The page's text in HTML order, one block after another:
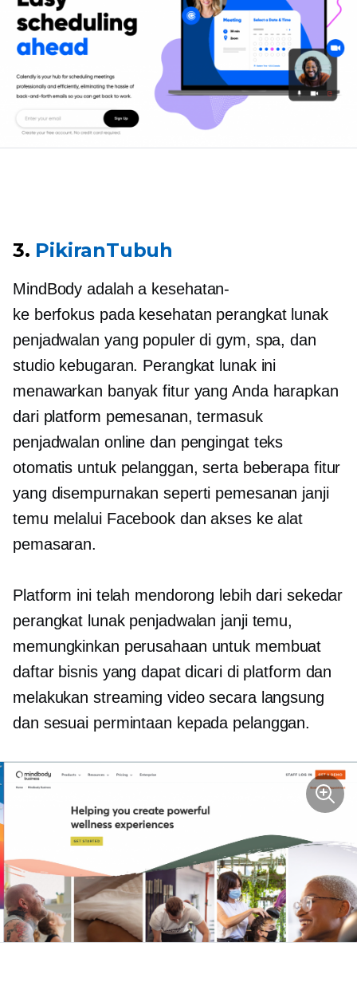
3. PikiranTubuh
MindBody adalah a kesehatan-
ke berfokus pada kesehatan perangkat lunak
penjadwalan yang populer di gym, spa, dan
studio kebugaran. Perangkat lunak ini
menawarkan banyak fitur yang Anda harapkan
dari platform pemesanan, termasuk
penjadwalan online dan pengingat teks
otomatis untuk pelanggan, serta beberapa fitur
yang disempurnakan seperti pemesanan janji
temu melalui Facebook dan akses ke alat
pemasaran.
Platform ini telah mendorong lebih dari sekedar
perangkat lunak penjadwalan janji temu,
memungkinkan perusahaan untuk membuat
daftar bisnis yang dapat dicari di platform dan
melakukan streaming video secara langsung
dan sesuai permintaan kepada pelanggan.